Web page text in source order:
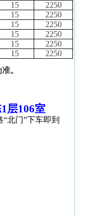
15
2250
15
2250
15
2250
15
2250
15
2250
15
2250
。
1层106室
“北门”下车即到